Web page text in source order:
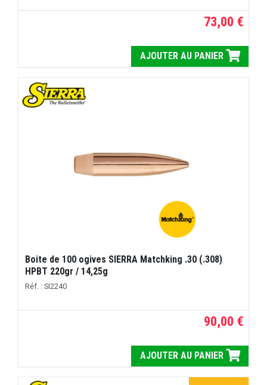
73,00 €
AJOUTER AU PANIER
Boite de 100 ogives SIERRA Matchking .30 (.308)
HPBT 220gr / 14,25g
Réf. : SI2240
90,00 €
AJOUTER AU PANIER